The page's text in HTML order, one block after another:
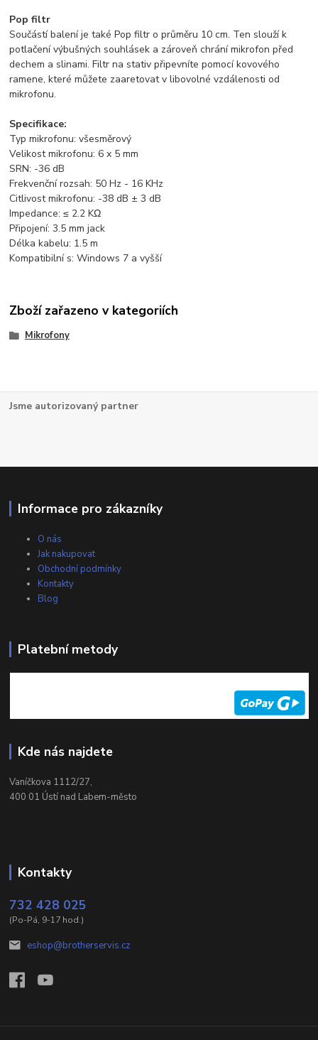
Pop filtr
Součástí balení je také Pop filtr o průměru 10 cm. Ten slouží k
potlačení výbušných souhlásek a zároveň chrání mikrofon před
dechem a slinami. Filtr na stativ připevníte pomocí kovového
ramene, které můžete zaaretovat v libovolné vzdálenosti od
mikrofonu.
Specifikace:
Typ mikrofonu: všesměrový
Velikost mikrofonu: 6 x 5 mm
SRN: -36 dB
Frekvenční rozsah: 50 Hz - 16 KHz
Citlivost mikrofonu: -38 dB ± 3 dB
Impedance: ≤ 2.2 KΩ
Připojení: 3.5 mm jack
Délka kabelu: 1.5 m
Kompatibilní s: Windows 7 a vyšší
Zboží zařazeno v kategoriích
Mikrofony
Jsme autorizovaný partner
Informace pro zákazníky
O nás
Jak nakupovat
Obchodní podmínky
Kontakty
Blog
Platební metody
Kde nás najdete
Vaníčkova 1112/27,
400 01 Ústí nad Labem-město
Kontakty
732 428 025
(Po-Pá, 9-17 hod.)
eshop@brotherservis.cz